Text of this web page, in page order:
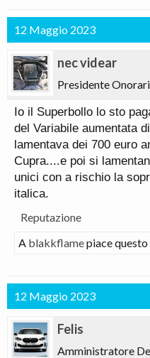
12 Maggio 2023
nec videar
Presidente
Io il Superbollo lo sto
del Variabile aumentata
lamentava dei 700 euro
Cupra....e poi si
unici con a rischio la
italica.
Reputazione
A blakkflamepiace
12 Maggio 2023
Felis
Amministratore